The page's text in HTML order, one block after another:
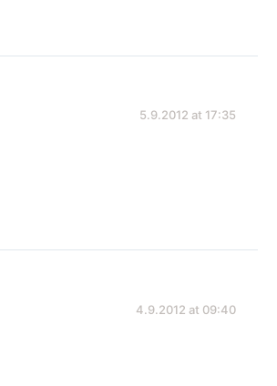
5.9.2012 at 17:35
4.9.2012 at 09:40